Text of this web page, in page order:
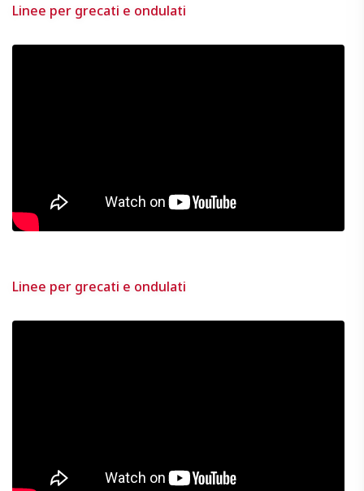
Linee per grecati e ondulati
Linee per grecati e ondulati